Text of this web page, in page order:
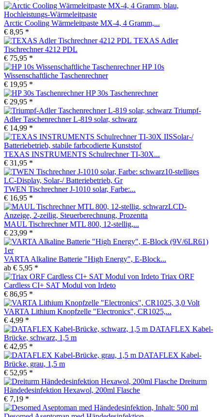
Arctic Cooling Wärmeleitpaste MX-4, 4 Gramm,...
€ 8,95 *
TEXAS Adler
Tischrechner 4212 PDL
€ 75,95 *
HP 10s
Wissenschaftliche Taschenrechner
€ 19,95 *
HP 30s Taschenrechner
€ 29,95 *
Triumpf-
Adler Taschenrechner L-819 solar, schwarz
€ 14,99 *
TEXAS INSTRUMENTS Schulrechner TI-30X...
€ 31,95 *
TWEN Tischrechner J-1010 solar, Farbe:...
€ 16,95 *
MAUL Tischrechner MTL 800, 12-stellig,...
€ 23,99 *
VARTA Alkaline Batterie "High Energy", E-Block...
ab € 5,95 *
Triax ORF
Cardless CI+ SAT Modul von Irdeto
€ 86,95 *
VARTA Lithium Knopfzelle "Electronics", CR1025,...
€ 4,99 *
DATAFLEX Kabel-
Brücke, schwarz, 1,5 m
€ 42,95 *
DATAFLEX Kabel-
Brücke, grau, 1,5 m
€ 52,95 *
Dreiturm
Händedesinfektion Hexawol, 200ml Flasche
€ 7,19 *